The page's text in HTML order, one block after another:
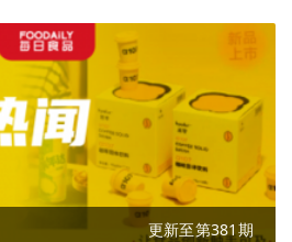
更新至第381期